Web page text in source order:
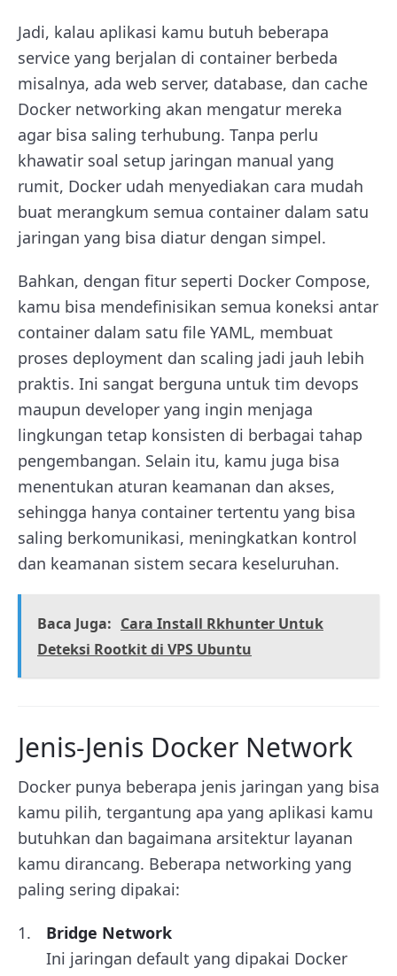
Jadi, kalau aplikasi kamu butuh beberapa
service yang berjalan di container berbeda
misalnya, ada web server, database, dan cache
Docker networking akan mengatur mereka
agar bisa saling terhubung. Tanpa perlu
khawatir soal setup jaringan manual yang
rumit, Docker udah menyediakan cara mudah
buat merangkum semua container dalam satu
jaringan yang bisa diatur dengan simpel.
Bahkan, dengan fitur seperti Docker Compose,
kamu bisa mendefinisikan semua koneksi antar
container dalam satu file YAML, membuat
proses deployment dan scaling jadi jauh lebih
praktis. Ini sangat berguna untuk tim devops
maupun developer yang ingin menjaga
lingkungan tetap konsisten di berbagai tahap
pengembangan. Selain itu, kamu juga bisa
menentukan aturan keamanan dan akses,
sehingga hanya container tertentu yang bisa
saling berkomunikasi, meningkatkan kontrol
dan keamanan sistem secara keseluruhan.
Baca Juga: Cara Install Rkhunter Untuk
Deteksi Rootkit di VPS Ubuntu
Jenis-Jenis Docker Network
Docker punya beberapa jenis jaringan yang bisa
kamu pilih, tergantung apa yang aplikasi kamu
butuhkan dan bagaimana arsitektur layanan
kamu dirancang. Beberapa networking yang
paling sering dipakai:
Bridge Network
Ini jaringan default yang dipakai Docker